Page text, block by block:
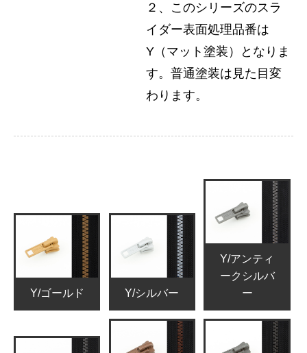
２、このシリーズのスラ
イダー表面処理品番は
Y（マット塗装）となりま
す。普通塗装は見た目変
わります。
Y/ゴールド Y/シルバー
Y/アンティ
ークシルバ
ー